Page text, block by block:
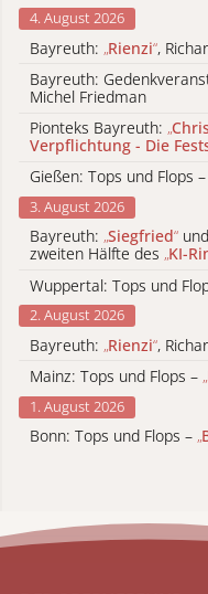
4. August 2026
Bayreuth: „Rienzi“,
Bayreuth:
Michel Friedman
Pionteks Bayreuth: „
Verpflichtung - Die
Gießen: Tops und Flops –
3. August 2026
Bayreuth: „Siegfried“ und
zweiten Hälfte des „KI-
Wuppertal: Tops und
2. August 2026
Bayreuth: „Rienzi“,
Mainz: Tops und Flops – „
1. August 2026
Bonn: Tops und Flops – „